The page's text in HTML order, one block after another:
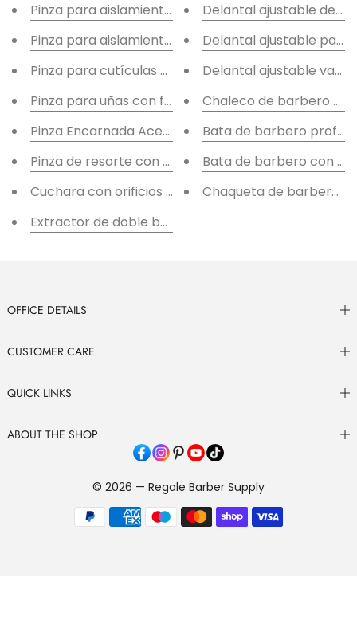
Pinza para aislamiento y colocación de pestañas
Pinza para aislamiento y colocación de pestañas.
Pinza para cutículas de primera calidad, acero
Pinza para uñas con forma de luna, acero
Pinza Encarnada Acero Inoxidable Alemán
Pinza de resorte con rodillo de acero inoxidable
Cuchara con orificios múltiples y bucle pequeño
Extractor de doble bucle de acero inoxidable
Delantal ajustable de
Delantal ajustable para
Delantal ajustable
Chaleco de barbero
Bata de barbero
Bata de barbero con
Chaqueta de barbero
OFFICE DETAILS
CUSTOMER CARE
QUICK LINKS
ABOUT THE SHOP
© 2026 — Regale Barber Supply